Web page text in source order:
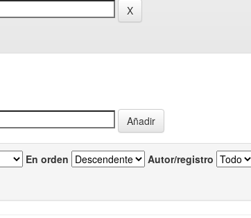
En orden Autor/registro